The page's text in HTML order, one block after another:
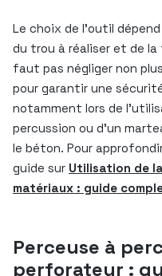
Le choix de l’outil
du trou à réaliser et de
faut pas négliger non
pour garantir une
notamment lors de
percussion ou d’un
le béton. Pour
guide sur Utilisation de
matériaux : guide
Perceuse à
perforateur :